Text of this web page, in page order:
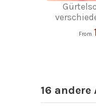
From
16